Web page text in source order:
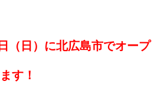
（日）に北広島市でオープ
す！